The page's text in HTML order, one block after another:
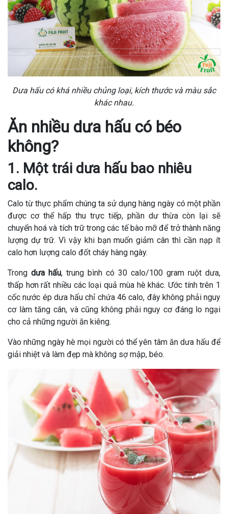
Dưa hấu có khá nhiều chủng loại, kích thước và màu sắc
khác nhau.
Ăn nhiều dưa hấu có béo
không?
1. Một trái dưa hấu bao nhiêu
calo.
Calo từ thực phẩm chúng ta sử dụng hàng ngày có một phần
được cơ thể hấp thu trực tiếp, phần dư thừa còn lại sẽ
chuyển hoá và tích trữ trong các tế bào mỡ để trở thành năng
lượng dự trữ. Vì vậy khi bạn muốn giảm cân thì cần nạp ít
calo hơn lượng calo đốt cháy hàng ngày.
Trong dưa hấu, trung bình có 30 calo/100 gram ruột dưa,
thấp hơn rất nhiều các loại quả mùa hè khác. Ước tính trên 1
cốc nước ép dưa hấu chỉ chứa 46 calo, đây không phải nguy
cơ làm tăng cân, và cũng không phải nguy cơ đáng lo ngại
cho cả những người ăn kiêng.
Vào những ngày hè mọi người có thể yên tâm ăn dưa hấu để
giải nhiệt và làm đẹp mà không sợ mập, béo.